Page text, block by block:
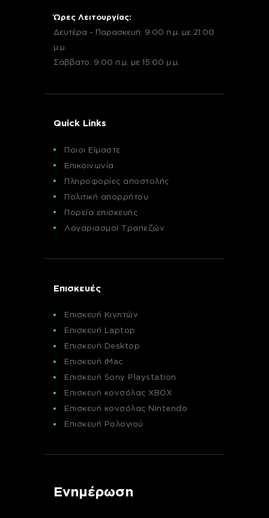
Ώρες Λειτουργίας:
Δευτέρα - Παρασκευή: 9:00 π.μ. με 21:00
μ.μ.
Σάββατο: 9:00 π.μ. με 15:00 μ.μ.
Quick Links
Ποιοι Είμαστε
Επικοινωνία
Πληροφορίες αποστολής
Πολιτική απορρήτου
Πορεία επισκευής
Λογαριασμοί Τραπεζών
Επισκευές
Επισκευή Κινητών
Επισκευή Laptop
Επισκευή Desktop
Επισκευή iMac
Επισκευή Sony Playstation
Επισκευή κονσόλας XBOX
Επισκευή κονσόλας Nintendo
Επισκευή Ρολογιού
Ενημέρωση